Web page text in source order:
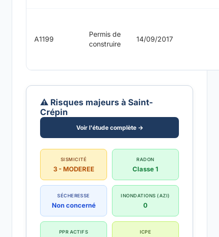
A1199
Permis de
construire
14/09/2017
⚠️ Risques majeurs à Saint-
Crépin
Voir l'étude complète →
SISMICITÉ
3 - MODEREE
RADON
Classe 1
SÉCHERESSE
Non concerné
INONDATIONS (AZI)
0
PPR ACTIFS ICPE